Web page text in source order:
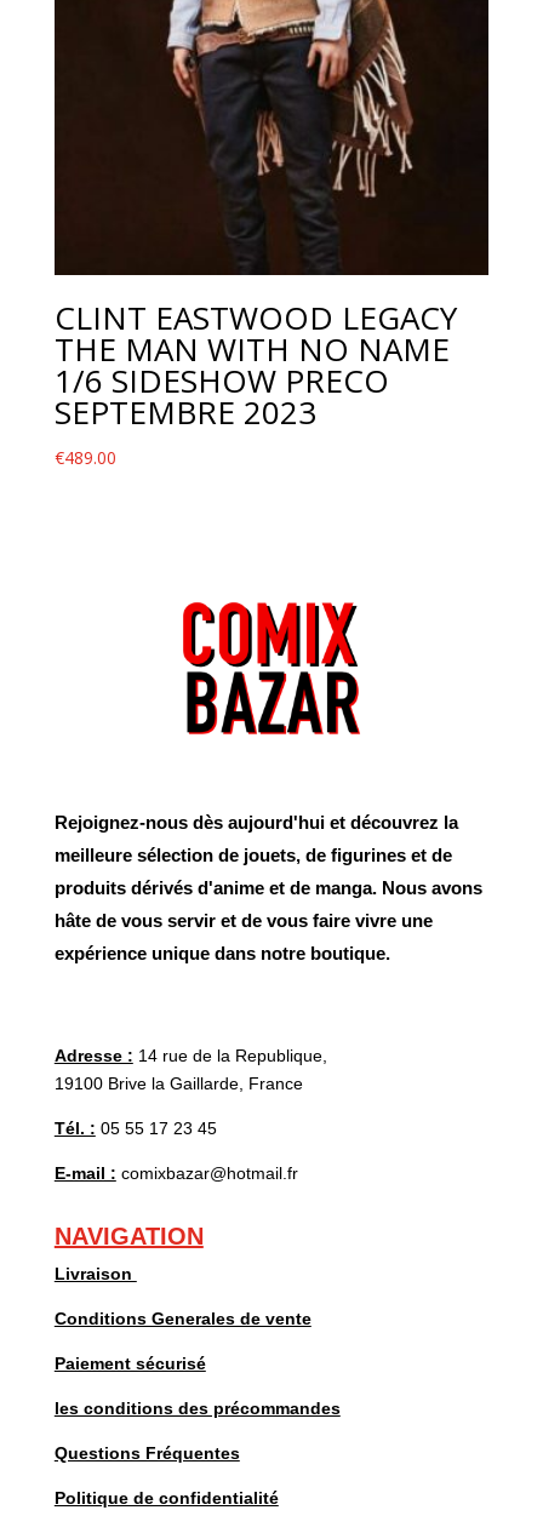
CLINT EASTWOOD LEGACY
THE MAN WITH NO NAME
1/6 SIDESHOW PRECO
SEPTEMBRE 2023
€489.00
Rejoignez-nous dès aujourd'hui et découvrez la
meilleure sélection de jouets, de figurines et de
produits dérivés d'anime et de manga. Nous avons
hâte de vous servir et de vous faire vivre une
expérience unique dans notre boutique.
Adresse : 14 rue de la Republique,
19100 Brive la Gaillarde, France
Tél. : 05 55 17 23 45
E-mail : comixbazar@hotmail.fr
NAVIGATION
Livraison
Conditions Generales de vente
Paiement sécurisé
les conditions des précommandes
Questions Fréquentes
Politique de confidentialité